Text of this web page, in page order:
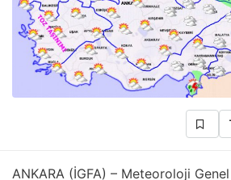
ANKARA (İGFA) – Meteoroloji